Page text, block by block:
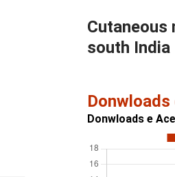
Cutaneous
south India
Donwloads e